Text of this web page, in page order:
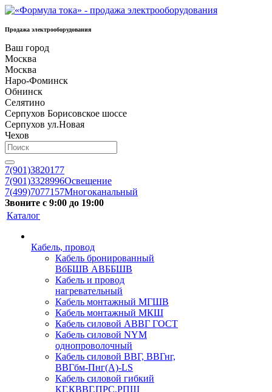
Продажа электрооборудования
Ваш город
Москва
Москва
Наро-Фоминск
Обнинск
Селятино
Серпухов Борисовское шоссе
Серпухов ул.Новая
Чехов
7(901)3820177
7(901)3328996Освещение
7(499)7077157Многоканальный
Звоните с 9:00 до 19:00
Каталог
Кабель, провод
Кабель бронированный
ВбБШВ АВББШВ
Кабель и провод
нагревательный
Кабель монтажный МГШВ
Кабель монтажный МКШ
Кабель силовой АВВГ ГОСТ
Кабель силовой NYM
однопроволочный
Кабель силовой ВВГ, ВВГнг,
ВВГбм-Пнг(А)-LS
Кабель силовой гибкий
КГ,КВВГ,ПРС,РПШ